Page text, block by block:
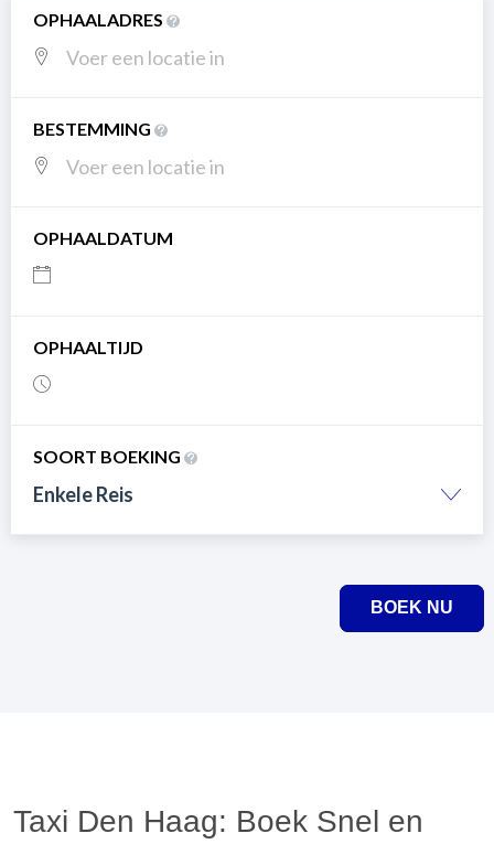
OPHAALADRES
BESTEMMING
OPHAALDATUM
OPHAALTIJD
SOORT BOEKING
Enkele Reis
BOEK NU
Taxi Den Haag: Boek Snel en